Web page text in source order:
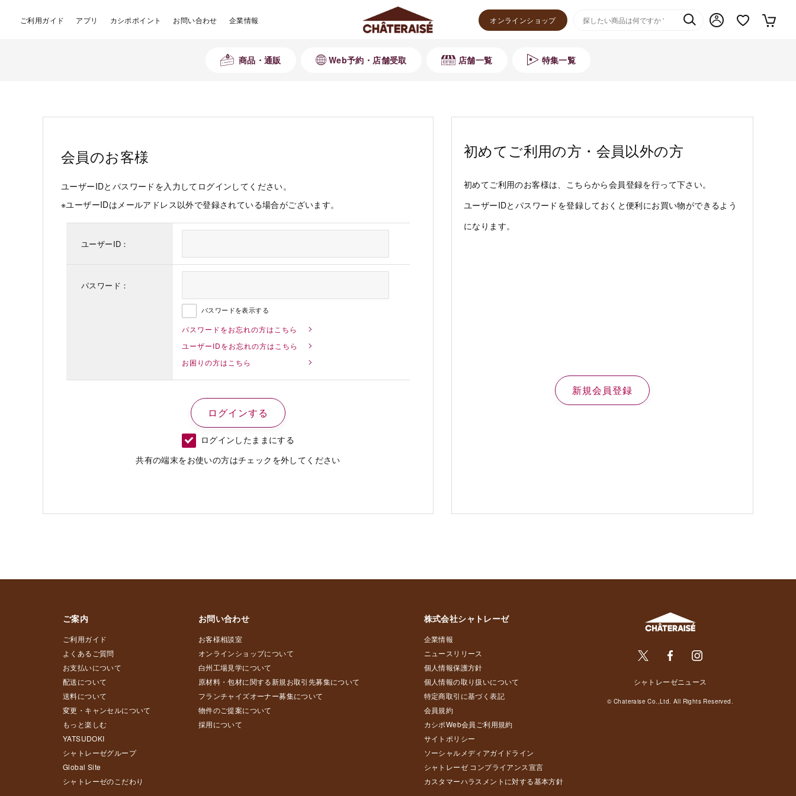
ご利用ガイド アプリ カシポポイント お問い合わせ 企業情報 オンラインショップ
商品・通販 Web予約・店舗受取 店舗一覧 特集一覧
会員のお客様
ユーザーIDとパスワードを入力してログインしてください。
※ユーザーIDはメールアドレス以外で登録されている場合がございます。
ユーザーID：
パスワード：
パスワードを表示する
パスワードをお忘れの方はこちら
ユーザーIDをお忘れの方はこちら
お困りの方はこちら
ログインしたままにする
共有の端末をお使いの方はチェックを外してください
初めてご利用の方・会員以外の方
初めてご利用のお客様は、こちらから会員登録を行って下さい。
ユーザーIDとパスワードを登録しておくと便利にお買い物ができるよう
になります。
ご案内
ご利用ガイド
よくあるご質問
お支払いについて
配送について
送料について
変更・キャンセルについて
もっと楽しむ
YATSUDOKI
シャトレーゼグループ
Global Site
シャトレーゼのこだわり
お問い合わせ
お客様相談室
オンラインショップについて
白州工場見学について
原材料・包材に関する新規お取引先募集について
フランチャイズオーナー募集について
物件のご提案について
採用について
株式会社シャトレーゼ
企業情報
ニュースリリース
個人情報保護方針
個人情報の取り扱いについて
特定商取引に基づく表記
会員規約
カシポWeb会員ご利用規約
サイトポリシー
ソーシャルメディアガイドライン
シャトレーゼ コンプライアンス宣言
カスタマーハラスメントに対する基本方針
シャトレーゼニュース
© Chateraise Co.,Ltd. All Rights Reserved.